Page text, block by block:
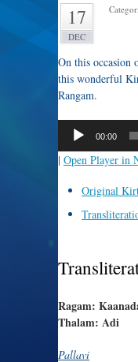
17
DEC
On this occasion
this wonderful
Rangam.
Player
00:00
| Open Player in
Original
Ragam:
Thalam: Adi
Pallavi